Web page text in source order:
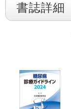
書誌詳細